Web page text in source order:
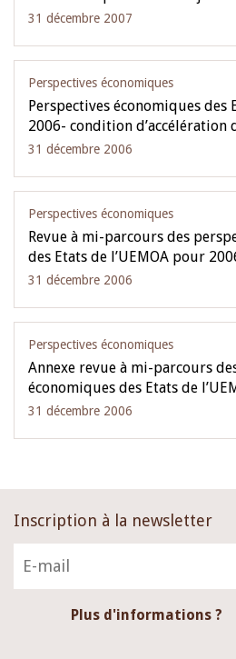
31 décembre 2007
Perspectives économiques
Perspectives économiques des
2006- condition d’accélération
31 décembre 2006
Perspectives économiques
Revue à mi-parcours des
des Etats de l’UEMOA pour
31 décembre 2006
Perspectives économiques
Annexe revue à mi-parcours
économiques des Etats de
31 décembre 2006
Inscription à la newsletter
Plus d'informations ?